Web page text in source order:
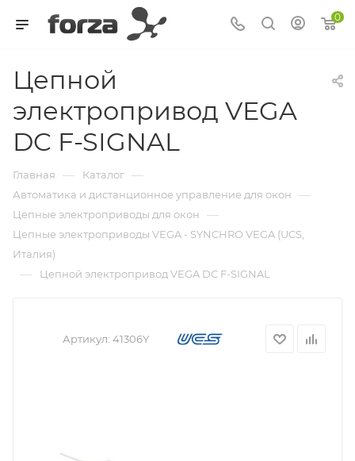
0
Цепной
электропривод VEGA
DC F-SIGNAL
Главная — Каталог —
Автоматика и дистанционное управление для окон —
Цепные электроприводы для окон —
Цепные электроприводы VEGA - SYNCHRO VEGA (UCS,
Италия)
— Цепной электропривод VEGA DC F-SIGNAL
Артикул: 41306Y